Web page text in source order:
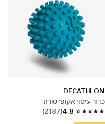
DECATHLON
כדור עיסוי אקופרסורה
4.8
4.8 out of 5 stars from 2187 reviews
(2187)